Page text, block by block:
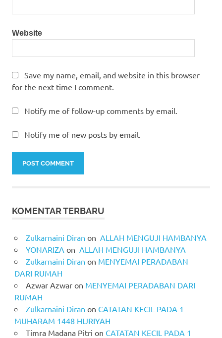
Website
Save my name, email, and website in this browser
for the next time I comment.
Notify me of follow-up comments by email.
Notify me of new posts by email.
KOMENTAR TERBARU
Zulkarnaini Diran on ALLAH MENGUJI HAMBANYA
YONARIZA on ALLAH MENGUJI HAMBANYA
Zulkarnaini Diran on MENYEMAI PERADABAN
DARI RUMAH
Azwar Azwaron MENYEMAI PERADABAN DARI
RUMAH
Zulkarnaini Diran on CATATAN KECIL PADA 1
MUHARAM 1448 HIJRIYAH
Timra Madana Pitri on CATATAN KECIL PADA 1